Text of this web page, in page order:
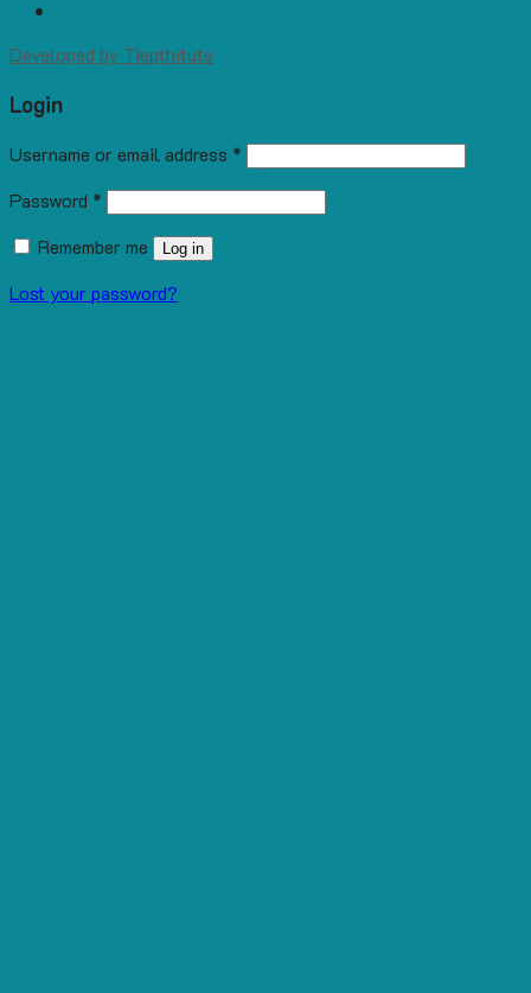
Developed by Tiepthitute
Login
Username or email address *
Password *
Remember me
Log in
Lost your password?